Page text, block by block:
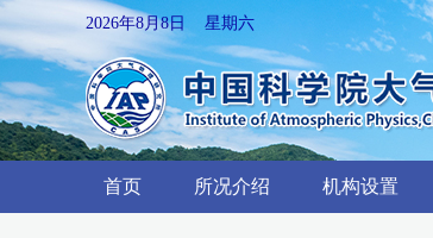
2026年8月8日 星期六
首页 所况介绍 机构设置